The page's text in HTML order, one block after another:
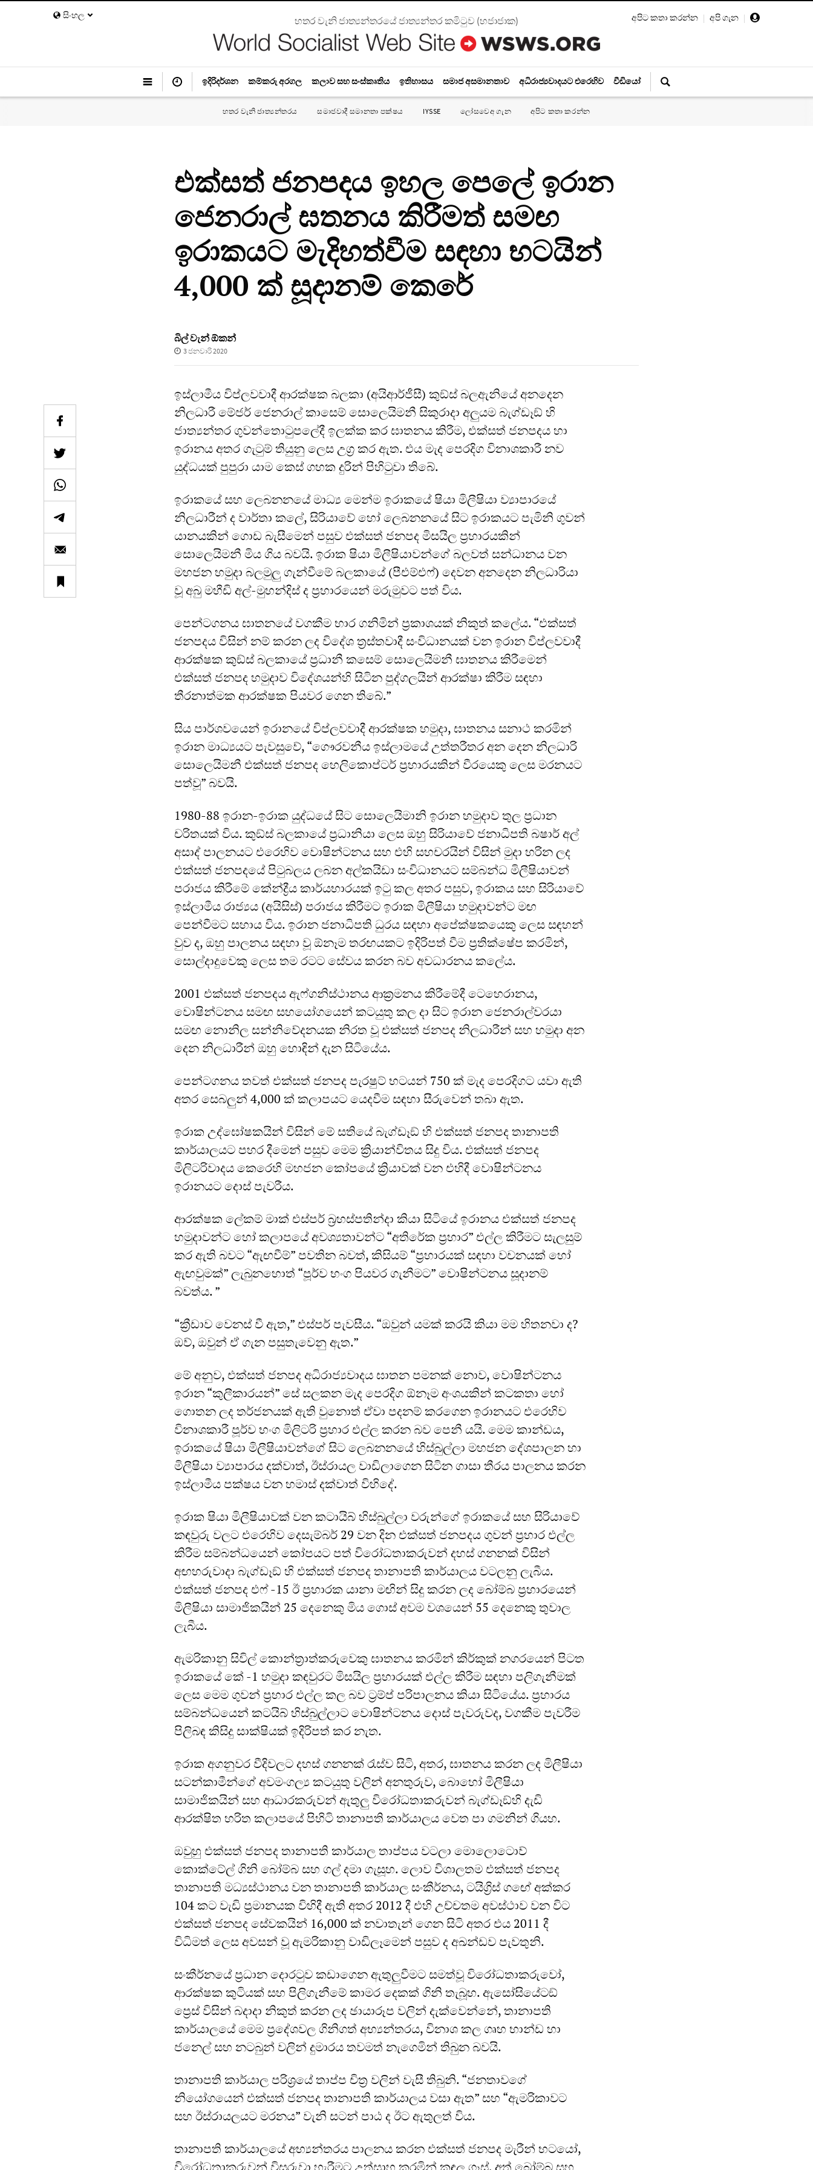
සිංහල අපිට කතා කරන්න | අපි ගැන |
හතර වැනි ජාත්‍යන්තරයේ ජාත්‍යන්තර කමිටුව (හජාජාක)
ඉදිරිදර්ශන කම්කරු අරගල කලාව සහ සංස්කෘතිය ඉතිහාසය සමාජ අසමානතාව අධිරාජ්‍යවාදයට එරෙහිව වීඩියෝ
හතර වැනි ජාත්‍යන්තරය සමාජවාදී සමානතා පක්ෂය IYSSE ලෝසවෙඅ ගැන අපිට කතා කරන්න
එක්සත් ජනපදය ඉහල‌ පෙලේ ඉරාන
ජෙනරාල් ඝතනය කිරීමත් සමඟ
ඉරාකයට මැදිහත්වීම සඳහා භටයින්
4,000 ක් සූදානම් කෙරේ
බිල් වැන් ඕකන්
3 ජනවාරි 2020
ඉස්ලාමීය විප්ලවවාදී ආරක්ෂක බලකා (අයිආර්ජීසී) කුඞ්ස් බලඇනියේ අනදෙන
නිලධාරී මේජර් ජෙනරාල් කාසෙම් සොලෙයිමනී සිකුරාදා අලු‍යම බැග්ඩෑඞ් හි
ජාත්‍යන්තර ගුවන්තොටුපලේදී ඉලක්ක කර ඝාතනය කිරීම, එක්සත් ජනපදය හා
ඉරානය අතර ගැටුම් තියුනු ලෙස උග්‍ර කර ඇත. එය මැද පෙරදිග විනාශකාරී නව
යුද්ධයක් පුපුරා යාම කෙස් ගහක දුරින් පිහිටුවා තිබේ.
ඉරාකයේ සහ ලෙබනනයේ මාධ්‍ය මෙන්ම ඉරාකයේ ෂියා මිලීෂියා ව්‍යාපාරයේ
නිලධාරීන් ද වාර්තා කලේ, සිරියාවේ හෝ ලෙබනනයේ සිට ඉරාකයට පැමිනි ගුවන්
යානයකින් ගොඩ බැසීමෙන් පසුව එක්සත් ජනපද මිසයිල ප්‍රහාරයකින්
සොලෙයිමනී මිය ගිය බවයි. ඉරාක ෂියා මිලීෂියාවන්ගේ බලවත් සන්ධානය වන
මහජන හමුදා බලමුලු‍ ගැන්වීමේ බලකායේ (පීඑම්එෆ්) දෙවන අනදෙන නිලධාරියා
වූ අබු මහීඩි අල්-මුහන්දිස් ද ප්‍රහාරයෙන් මරුමුවට පත් විය.
පෙන්ටගනය ඝාතනයේ වගකීම භාර ගනිමින් ප්‍රකාශයක් නිකුත් කලේය. “එක්සත්
ජනපදය විසින් නම් කරන ලද විදේශ ත්‍රස්තවාදී සංවිධානයක් වන ඉරාන විප්ලවවාදී
ආරක්ෂක කුඞ්ස් බලකායේ ප්‍රධානී කසෙම් සොලෙයිමනී ඝාතනය කිරීමෙන්
එක්සත් ජනපද හමුදාව විදේශයන්හි සිටින පුද්ගලයින් ආරක්ෂා කිරීම සඳහා
තීරනාත්මක ආරක්ෂක පියවර ගෙන තිබේ.”
සිය පාර්ශවයෙන් ඉරානයේ විප්ලවවාදී ආරක්ෂක හමුදා, ඝාතනය සනාථ කරමින්
ඉරාන මාධ්‍යයට පැවසුවේ, “ගෞරවනීය ඉස්ලාමයේ උත්තරීතර අන දෙන නිලධාරි
සොලෙයිමනී එක්සත් ජනපද හෙලිකොප්ටර් ප්‍රහාරයකින් වීරයෙකු ලෙස මරනයට
පත්වූ” බවයි.
1980-88 ඉරාන-ඉරාක යුද්ධයේ සිට සොලෙයිමානි ඉරාන හමුදාව තුල ප්‍රධාන
චරිතයක් විය. කුඞ්ස් බලකායේ ප්‍රධානියා ලෙස ඔහු සිරියාවේ ජනාධිපති බෂාර් අල්
අසාද් පාලනයට එරෙහිව වොෂින්ටනය සහ එහි සහචරයින් විසින් මුදා හරින ලද
එක්සත් ජනපදයේ පිටුබලය ලබන අල්කයිඩා සංවිධානයට සම්බන්ධ මිලීෂියාවන්
පරාජය කිරීමේ කේන්ද්‍රීය කාර්යභාරයක් ඉටු කල අතර පසුව, ඉරාකය සහ සිරියාවේ
ඉස්ලාමීය රාජ්‍යය (අයිසිස්) පරාජය කිරීමට ඉරාක මිලීෂියා හමුදාවන්ට මඟ
පෙන්වීමට සහාය විය. ඉරාන ජනාධිපති ධුරය සඳහා අපේක්ෂකයෙකු ලෙස සඳහන්
වුව ද, ඔහු පාලනය සඳහා වූ ඕනෑම තරඟයකට ඉදිරිපත් වීම ප්‍රතික්ෂේප කරමින්,
සොල්දාදුවෙකු ලෙස තම රටට සේවය කරන බව අවධාරනය කලේය.
2001 එක්සත් ජනපදය ඇෆ්ගනිස්ථානය ආක්‍රමනය කිරීමේදී ටෙහෙරානය,
වොෂින්ටනය සමඟ සහයෝගයෙන් කටයුතු කල දා සිට ඉරාන ජෙනරාල්වරයා
සමඟ නොනිල සන්නිවේදනයක නිරත වූ එක්සත් ජනපද නිලධාරීන් සහ හමුදා අන
දෙන නිලධාරීන් ඔහු හොඳින් දැන සිටියේය.
පෙන්ටගනය තවත් එක්සත් ජනපද පැරෂුට් භටයන් 750 ක් මැද පෙරදිගට යවා ඇති
අතර සෙබලු‍න් 4,000 ක් කලාපයට යෙදවීම සඳහා සීරුවෙන් තබා ඇත.
ඉරාක උද්ඝෝෂකයින් විසින් මේ සතියේ බැග්ඩෑඞ් හි එක්සත් ජනපද තානාපති
කාර්යාලයට පහර දීමෙන් පසුව මෙම ක්‍රියාන්විතය සිදු විය. එක්සත් ජනපද
මිලිටරිවාදය කෙරෙහි මහජන කෝපයේ ක්‍රියාවක් වන එහිදී වොෂින්ටනය
ඉරානයට දොස් පැවරීය.
ආරක්ෂක ලේකම් මාක් එස්පර් බ්‍රහස්පතින්දා කියා සිටියේ ඉරානය එක්සත් ජනපද
හමුදාවන්ට හෝ කලාපයේ අවශ්‍යතාවන්ට “අතිරේක ප්‍රහාර” එල්ල කිරීමට සැලසුම්
කර ඇති බවට “ඇඟවීම්” පවතින බවත්, කිසියම් “ප්‍රහාරයක් සඳහා වචනයක් හෝ
ඇඟවුමක්” ලැබුනහොත් “පූර්ව භංග පියවර ගැනීමට” වොෂින්ටනය සූදානම්
බවත්ය. ”
“ක්‍රීඩාව වෙනස් වී ඇත,” එස්පර් පැවසීය. “ඔවුන් යමක් කරයි කියා මම හිතනවා ද?
ඔව්, ඔවුන් ඒ ගැන පසුතැවෙනු ඇත.”
මේ අනුව, එක්සත් ජනපද අධිරාජ්‍යවාදය ඝාතන පමනක් නොව, වොෂින්ටනය
ඉරාන “කුලීකාරයන්” සේ සලකන මැද පෙරදිග ඕනෑම අංශයකින් කටකතා හෝ
ගොතන ලද තර්ජනයක් ඇති වුනොත් ඒවා පදනම් කරගෙන ඉරානයට එරෙහිව
විනාශකාරී පූර්ව භංග මිලිටරි ප්‍රහාර එල්ල කරන බව පෙනී යයි. මෙම කාන්ඩය,
ඉරාකයේ ෂියා මිලීෂියාවන්ගේ සිට ලෙබනනයේ හිස්බුල්ලා මහජන දේශපාලන හා
මිලීෂියා ව්‍යාපාරය දක්වාත්, ඊස්රායල වාඩිලාගෙන සිටින ගාසා තීරය පාලනය කරන
ඉස්ලාමීය පක්ෂය වන හමාස් දක්වාත් විහිදේ.
ඉරාක ෂියා මිලීෂියාවක් වන කටායිබ් හිස්බුල්ලා වරුන්ගේ ඉරාකයේ සහ සිරියාවේ
කඳවුරු වලට එරෙහිව දෙසැම්බර් 29 වන දින එක්සත් ජනපදය ගුවන් ප්‍රහාර එල්ල
කිරීම සම්බන්ධයෙන් කෝපයට පත් විරෝධතාකරුවන් දහස් ගනනක් විසින්
අඟහරුවාදා බැග්ඩෑඞ් හි එක්සත් ජනපද තානාපති කාර්යාලය වටලනු ලැබීය.
එක්සත් ජනපද එෆ් -15 ඊ ප්‍රහාරක යානා මඟින් සිදු කරන ලද බෝම්බ ප්‍රහාරයෙන්
මිලීෂියා සාමාජිකයින් 25 දෙනෙකු මිය ගොස් අවම වශයෙන් 55 දෙනෙකු තුවාල
ලැබීය.
ඇමරිකානු සිවිල් කොන්ත්‍රාත්කරුවෙකු ඝාතනය කරමින් කිර්කුක් නගරයෙන් පිටත
ඉරාකයේ කේ -1 හමුදා කඳවුරට මිසයිල ප්‍රහාරයක් එල්ල කිරීම සඳහා පලිගැනීමක්
ලෙස මෙම ගුවන් ප්‍රහාර එල්ල කල බව ට්‍රම්ප් පරිපාලනය කියා සිටියේය. ප්‍රහාරය
සම්බන්ධයෙන් කටයිබ් හිස්බුල්ලාට වොෂින්ටනය දොස් පැවරුවද, වගකීම පැවරීම
පිලිබඳ කිසිදු සාක්ෂියක් ඉදිරිපත් කර නැත.
ඉරාක අගනුවර වීදිවලට දහස් ගනනක් රැස්ව සිටි, අතර, ඝාතනය කරන ලද මිලීෂියා
සටන්කාමීන්ගේ අවමංගල්‍ය කටයුතු වලින් අනතුරුව, බොහෝ මිලීෂියා
සාමාජිකයින් සහ ආධාරකරුවන් ඇතුලු විරෝධතාකරුවන් බැග්ඩෑඞ්හි දැඩි
ආරක්ෂිත හරිත කලාපයේ පිහිටි තානාපති කාර්යාලය වෙත පා ගමනින් ගියහ.
ඔවුහු එක්සත් ජනපද තානාපති කාර්යාල තාප්පය වටලා මොලොටොව්
කොක්ටේල් ගිනි බෝම්බ සහ ගල් දමා ගැසූහ. ලොව විශාලතම එක්සත් ජනපද
තානාපති මධ්‍යස්ථානය වන තානාපති කාර්යාල සංකීර්නය, ටයිග්‍රිස් ගඟේ අක්කර
104 කට වැඩි ප්‍රමානයක විහිදී ඇති අතර 2012 දී එහි උච්චතම අවස්ථාව වන විට
එක්සත් ජනපද සේවකයින් 16,000 ක් නවාතැන් ගෙන සිටි අතර එය 2011 දී
විධිමත් ලෙස අවසන් වූ ඇමරිකානු වාඩිලෑමෙන් පසුව ද අඛන්ඩව පැවතුනි.
සංකීර්නයේ ප්‍රධාන දොරටුව කඩාගෙන ඇතුලුවීමට සමත්වූ විරෝධතාකරුවෝ,
ආරක්ෂක කුටියක් සහ පිලිගැනීමේ කාමර දෙකක් ගිනි තැබූහ. ඇසෝසියේටඞ්
ප්‍රෙස් විසින් බදාදා නිකුත් කරන ලද ඡායාරූප වලින් දැක්වෙන්නේ, තානාපති
කාර්යාලයේ මෙම ප්‍රදේශවල ගිනිගත් අභ්‍යන්තරය, විනාශ කල ගෘහ භාන්ඩ හා
ජනෙල් සහ නටබුන් වලින් දුමාරය තවමත් නැගෙමින් තිබුන බවයි.
තානාපති කාර්යාල පරිශ්‍රයේ තාප්ප චිත්‍ර වලින් වැසී තිබුනි. “ජනතාවගේ
නියෝගයෙන් එක්සත් ජනපද තානාපති කාර්යාලය වසා ඇත” සහ “ඇමරිකාවට
සහ ඊස්රායලයට මරනය” වැනි සටන් පාඨ ද ඊට ඇතුලත් විය.
තානාපති කාර්යාලයේ අභ්‍යන්තරය පාලනය කරන එක්සත් ජනපද මැරීන් භටයෝ,
විරෝධතාකරුවන් විසුරුවා හැරීමට උත්සාහ කරමින් කඳුලු ගෑස්, අත් බෝම්බ සහ